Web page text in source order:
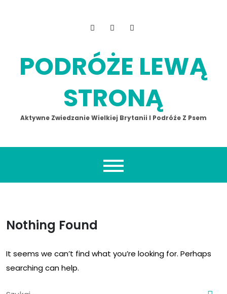
PODRÓŻE LEWĄ
STRONĄ
Aktywne Zwiedzanie Wielkiej Brytanii I Podróże Z Psem
Nothing Found
It seems we can’t find what you’re looking for. Perhaps
searching can help.
Szukaj: